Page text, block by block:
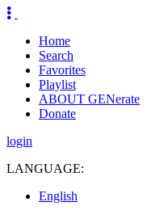
Home
Search
Favorites
Playlist
ABOUT GENerate
Donate
login
LANGUAGE:
English